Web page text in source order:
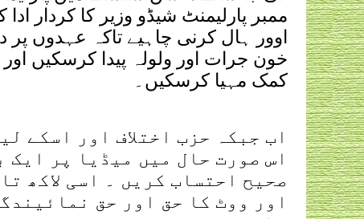
ممبر پارلیمنٹ شیڈو وزیر کا کردار
اوور ہال کرنی چاہیے تاکہ عہدوں پر
خون جرات اور ولولہ پیدا کرسکیں
کمک مہیا کرسکیں۔
اب جبکہ حزب اختلاف اور اسکے
اس صورت حال میں میڈیا پر ایک
صحیح احتساب کریں ۔ اسی لاکھ
اور ووٹ کا حق اور حق